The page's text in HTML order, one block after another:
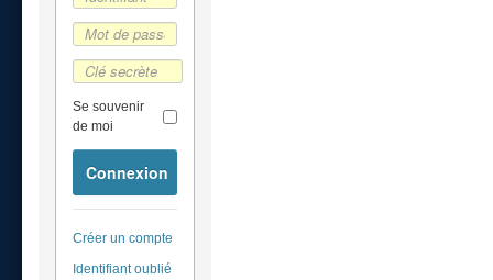
Se souvenir
de moi
Connexion
Créer un compte
Identifiant oublié